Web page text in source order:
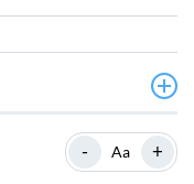
der Welt
- Aa +